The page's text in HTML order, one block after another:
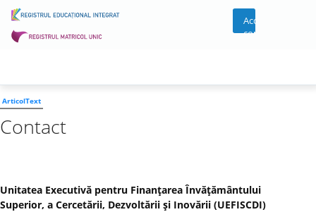
Acces
cont
ArticolText
Contact
Unitatea Executivă pentru Finanţarea Învăţământului
Superior, a Cercetării, Dezvoltării şi Inovării (UEFISCDI)